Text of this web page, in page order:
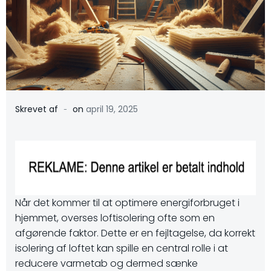
Skrevet af - on april 19, 2025
Når det kommer til at optimere energiforbruget i
hjemmet, overses loftisolering ofte som en
afgørende faktor. Dette er en fejltagelse, da korrekt
isolering af loftet kan spille en central rolle i at
reducere varmetab og dermed sænke